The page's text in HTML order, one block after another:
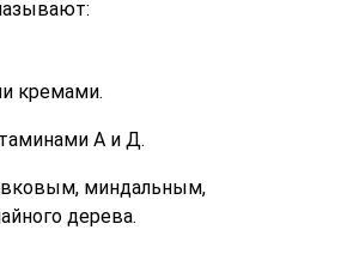
кремами.
А и Д.
миндальным,
дерева.